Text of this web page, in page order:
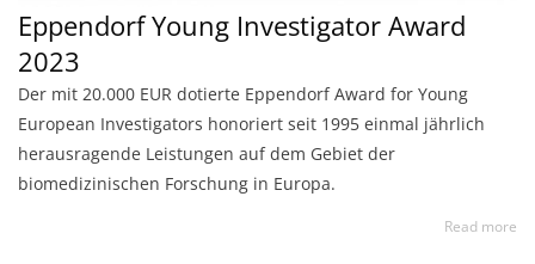
Eppendorf Young Investigator Award
2023
Der mit 20.000 EUR dotierte Eppendorf Award for Young
European Investigators honoriert seit 1995 einmal jährlich
herausragende Leistungen auf dem Gebiet der
biomedizinischen Forschung in Europa.
Read more